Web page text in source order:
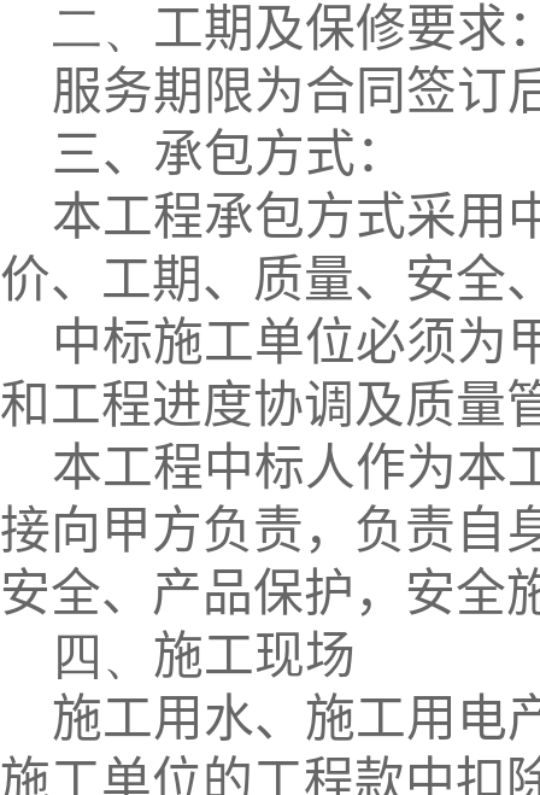
二、 工期及保修要求
服务期限为合同签订
三、承包方式：
本工程承包方式采用
价、工期、质量、安全
中标施工单位必须为
和工程进度协调及质量
本工程中标人作为本
接向甲方负责，负责自
安全、产品保护，安全
四、 施工现场
施工用水、施工用电
施工单位的工程款中扣